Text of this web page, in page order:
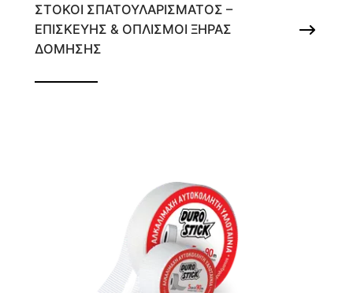
ΣΤΟΚΟΙ ΣΠΑΤΟΥΛΑΡΙΣΜΑΤΟΣ –
ΕΠΙΣΚΕΥΗΣ & ΟΠΛΙΣΜΟΙ ΞΗΡΑΣ
ΔΟΜΗΣΗΣ